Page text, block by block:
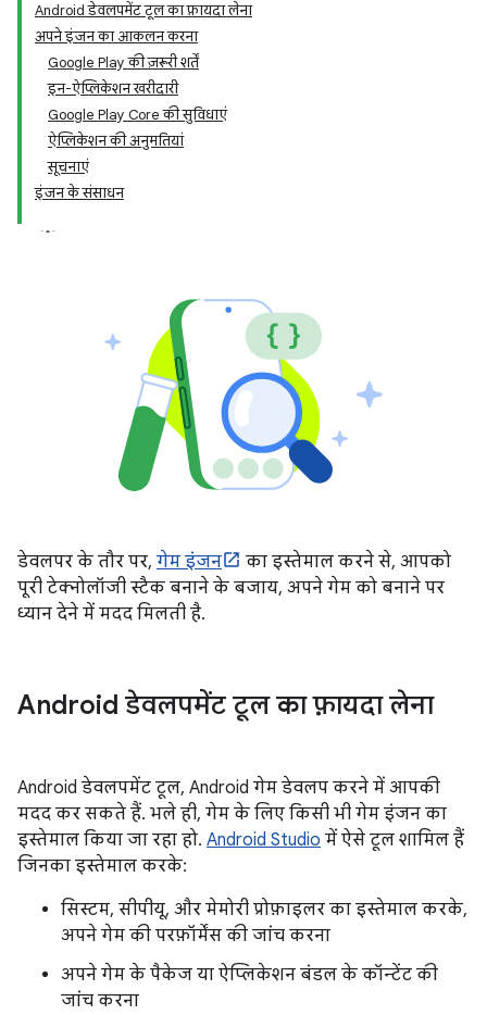
Android डेवलपमेंट टूल का फ़ायदा लेना
अपने इंजन का आकलन करना
Google Play की ज़रूरी शर्तें
इन-ऐप्लिकेशन खरीदारी
Google Play Core की सुविधाएं
ऐप्लिकेशन की अनुमतियां
सूचनाएं
इंजन के संसाधन
डेवलपर के तौर पर, गेम इंजन
का इस्तेमाल करने से, आपको
पूरी टेक्नोलॉजी स्टैक बनाने के बजाय, अपने गेम को बनाने पर
ध्यान देने में मदद मिलती है.
Android डेवलपमेंट टूल का फ़ायदा लेना
Android डेवलपमेंट टूल, Android गेम डेवलप करने में आपकी
मदद कर सकते हैं. भले ही, गेम के लिए किसी भी गेम इंजन का
इस्तेमाल किया जा रहा हो. Android Studio में ऐसे टूल शामिल हैं
जिनका इस्तेमाल करके:
सिस्टम, सीपीयू, और मेमोरी प्रोफ़ाइलर का इस्तेमाल करके,
अपने गेम की परफ़ॉर्मेंस की जांच करना
अपने गेम के पैकेज या ऐप्लिकेशन बंडल के कॉन्टेंट की
जांच करना